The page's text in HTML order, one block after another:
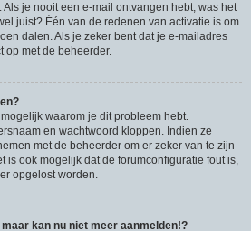
je nooit een e-mail ontvangen hebt, was het
juist? Één van de redenen van activatie is om
dalen. Als je zeker bent dat je e-mailadres
op met de beheerder.
waarom je dit probleem hebt.
en wachtwoord kloppen. Indien ze
met de beheerder om er zeker van te zijn
is ook mogelijk dat de forumconfiguratie fout is,
opgelost worden.
kan nu niet meer aanmelden!?